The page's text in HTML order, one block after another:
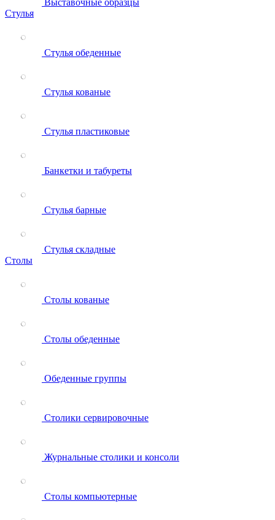
Выставочные образцы
Стулья
Стулья обеденные
Стулья кованые
Стулья пластиковые
Банкетки и табуреты
Стулья барные
Стулья складные
Столы
Столы кованые
Столы обеденные
Обеденные группы
Столики сервировочные
Журнальные столики и консоли
Столы компьютерные